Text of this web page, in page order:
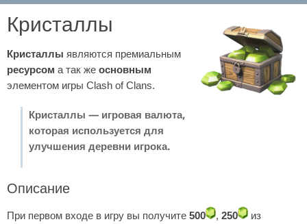
Кристаллы
Кристаллы являются премиальным
ресурсом а так же основным
элементом игры Clash of Clans.
Кристаллы — игровая валюта,
которая используется для
улучшения деревни игрока.
Описание
При первом входе в игру вы получите 500 ,250
из